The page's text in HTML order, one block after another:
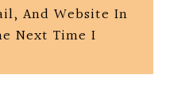
And Website In
Next Time I